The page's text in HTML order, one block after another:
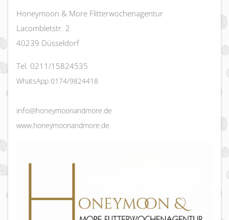
Honeymoon & More Flitterwochenagentur
Lacombletstr. 2
40239 Düsseldorf
Tel. 0211/15824535
WhatsApp 0174/9824418
info@honeymoonandmore.de
www.honeymoonandmore.de